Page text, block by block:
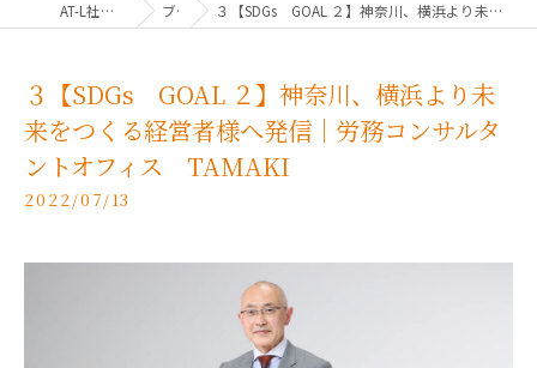
AT-L社会保険労務士法人 ブログ ３【SDGs GOAL ２】神奈川、横浜より未来をつくる経営者様へ発信｜労務コンサルタントオフィス TAMAKI
３【SDGs GOAL ２】神奈川、横浜より未
来をつくる経営者様へ発信｜労務コンサルタ
ントオフィス TAMAKI
2022/07/13